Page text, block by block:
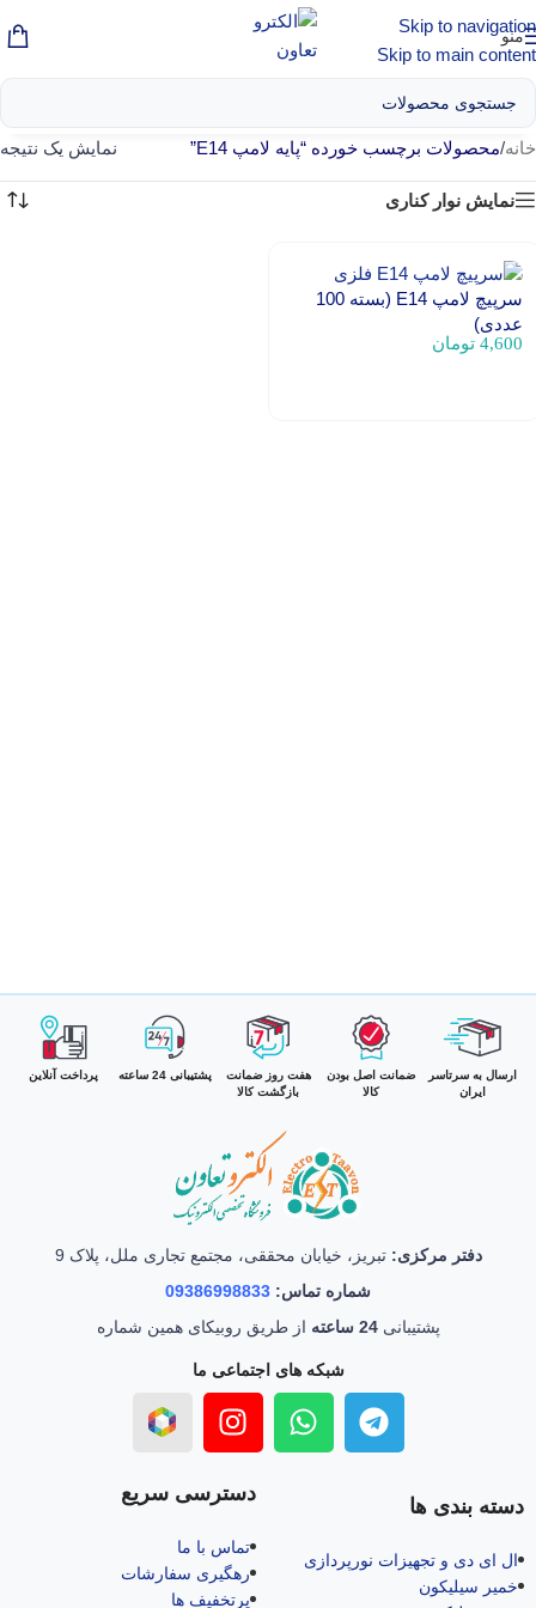
Skip to navigation
Skip to main content
منو
خانه/محصولات برچسب خورده “پایه لامپ E14” نمایش یک نتیجه
نمایش نوار کناری
سرپیچ لامپ E14 (بسته 100
عددی)
4,600 تومان
ارسال به سرتاسر
ایران
ضمانت اصل بودن
کالا
هفت روز ضمانت
بازگشت کالا
پشتیبانی 24 ساعته پرداخت آنلاین
دفتر مرکزی: تبریز، خیابان محققی، مجتمع تجاری ملل، پلاک 9
شماره تماس: 09386998833
پشتیبانی24 ساعته از طریق روبیکای همین شماره
شبکه های اجتماعی ما
دسته بندی ها
ال‌ ای‌ دی و تجهیزات نورپردازی
خمیر سیلیکون
دسترسی سریع
تماس با ما
رهگیری سفارشات
پرتخفیف ها